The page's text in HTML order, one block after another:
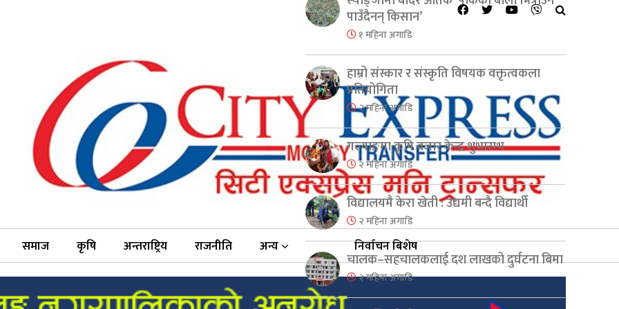
समाज कृषि अन्तराष्ट्रिय राजनीति अन्य निर्वाचन बिशेष
पाउँदैनन् किसान’
१ महिना अगाडि
हाम्रो संस्कार र संस्कृति विषयक वक्तृत्वकला
प्रतियोगिता
२ महिना अगाडि
गल्याङमा कृषि बजार केन्द्र शुभारम्भ
२ महिना अगाडि
विद्यालयमै केरा खेती : उद्यमी बन्दै विद्यार्थी
२ महिना अगाडि
चालक–सहचालकलाई दश लाखको दुर्घटना बिमा
२ महिना अगाडि